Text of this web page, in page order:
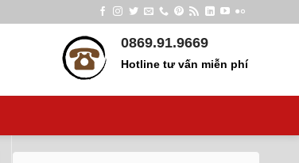
0869.91.9669
Hotline tư vấn miễn phí